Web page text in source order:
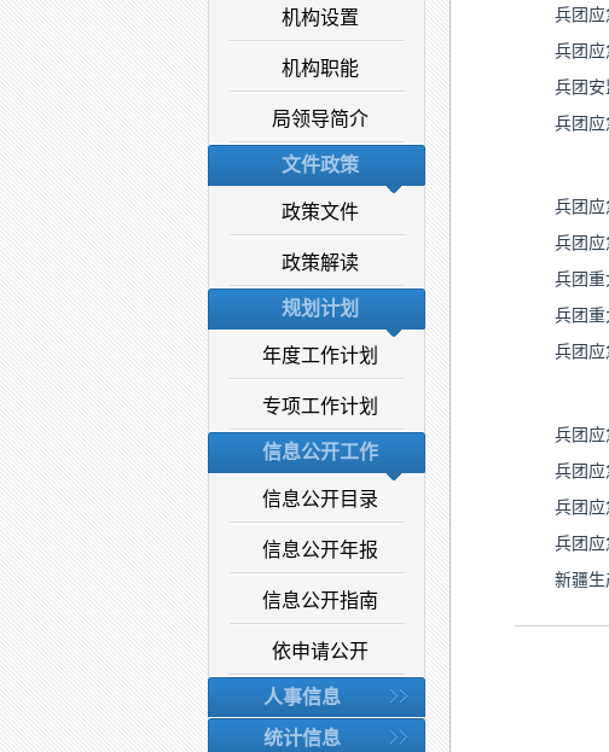
机构设置
机构职能
局领导简介
文件政策
政策文件
政策解读
规划计划
年度工作计划
专项工作计划
信息公开工作
信息公开目录
信息公开年报
信息公开指南
依申请公开
人事信息
统计信息
兵团
兵团
兵团
兵团
兵团应
兵团
兵团
兵团
兵团
兵团
兵团
兵团
兵团